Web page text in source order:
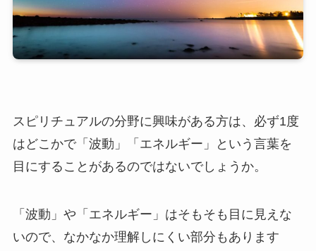
スピリチュアルの分野に興味がある方は、必ず1度
はどこかで「波動」「エネルギー」という言葉を
目にすることがあるのではないでしょうか。
「波動」や「エネルギー」はそもそも目に見えな
いので、なかなか理解しにくい部分もあります